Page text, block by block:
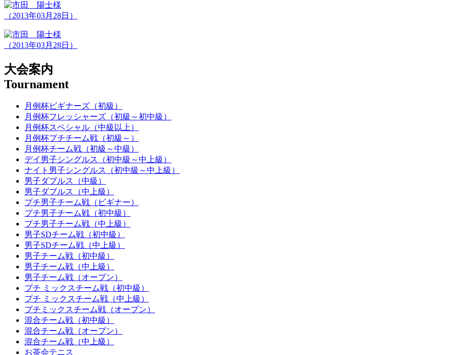
（2013年03月28日）
（2013年03月28日）
大会案内
Tournament
月例杯ビギナーズ（初級）
月例杯フレッシャーズ（初級～初中級）
月例杯スペシャル（中級以上）
月例杯プチチーム戦（初級～）
月例杯チーム戦（初級～中級）
デイ男子シングルス（初中級～中上級）
ナイト男子シングルス（初中級～中上級）
男子ダブルス（中級）
男子ダブルス（中上級）
プチ男子チーム戦（ビギナー）
プチ男子チーム戦（初中級）
プチ男子チーム戦（中上級）
男子SDチーム戦（初中級）
男子SDチーム戦（中上級）
男子チーム戦（初中級）
男子チーム戦（中上級）
男子チーム戦（オープン）
プチ ミックスチーム戦（初中級）
プチ ミックスチーム戦（中上級）
プチミックスチーム戦（オープン）
混合チーム戦（初中級）
混合チーム戦（オープン）
混合チーム戦（中上級）
お茶会テニス